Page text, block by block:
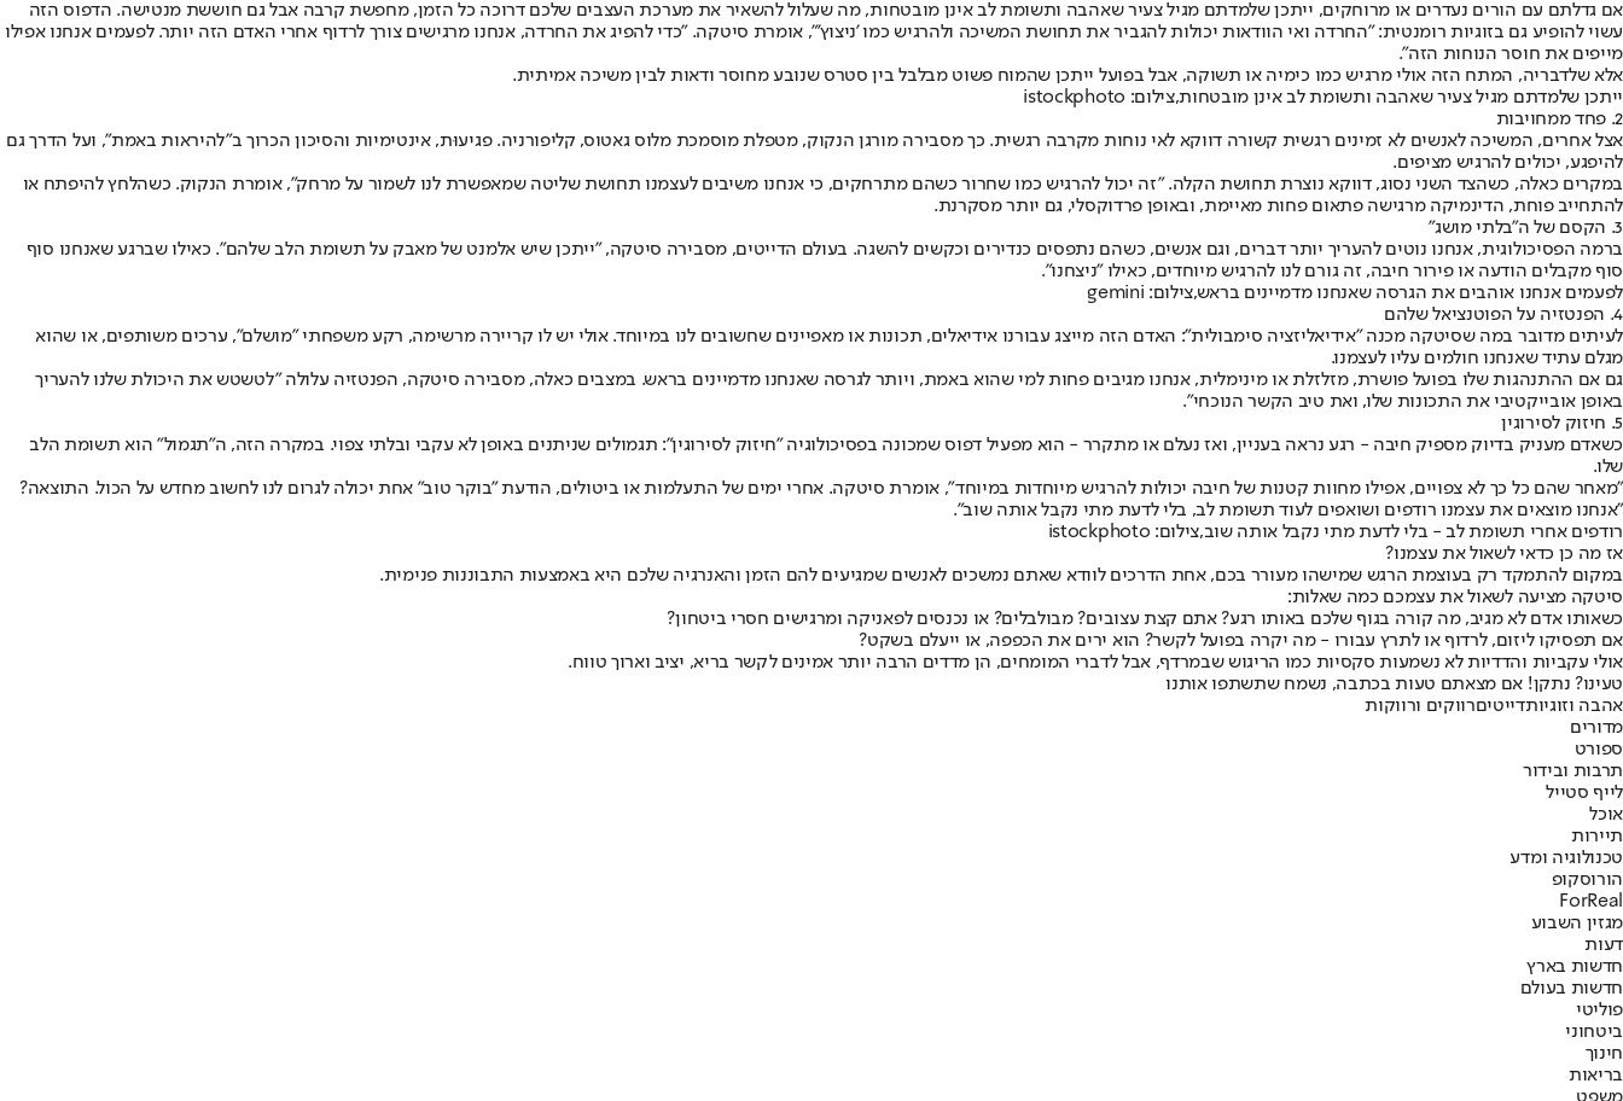
אם גדלתם עם הורים נעדרים או מרוחקים, ייתכן שלמדתם מגיל צעיר שאהבה ותשומת לב אינן מובטחות, מה שעלול להשאיר את מערכת העצבים שלכם דרוכה כל הזמן, מחפשת קרבה אבל גם חוששת מנטישה. הדפוס הזה
עשוי להופיע גם בזוגיות רומנטית: "החרדה ואי הוודאות יכולות להגביר את תחושת המשיכה ולהרגיש כמו 'ניצוץ'", אומרת סיטקה. "כדי להפיג את החרדה, אנחנו מרגישים צורך לרדוף אחרי האדם הזה יותר. לפעמים אנחנו אפילו
מייפים את חוסר הנוחות הזה".
אלא שלדבריה, המתח הזה אולי מרגיש כמו כימיה או תשוקה, אבל בפועל ייתכן שהמוח פשוט מבלבל בין סטרס שנובע מחוסר ודאות לבין משיכה אמיתית.
ייתכן שלמדתם מגיל צעיר שאהבה ותשומת לב אינן מובטחות,צילום: istockphoto
2. פחד ממחויבות
אצל אחרים, המשיכה לאנשים לא זמינים רגשית קשורה דווקא לאי נוחות מקרבה רגשית. כך מסבירה מורגן הנקוק, מטפלת מוסמכת מלוס גאטוס, קליפורניה. פגיעוּת, אינטימיות והסיכון הכרוך ב"להיראות באמת", ועל הדרך גם
להיפגע, יכולים להרגיש מציפים.
במקרים כאלה, כשהצד השני נסוג, דווקא נוצרת תחושת הקלה. "זה יכול להרגיש כמו שחרור כשהם מתרחקים, כי אנחנו משיבים לעצמנו תחושת שליטה שמאפשרת לנו לשמור על מרחק", אומרת הנקוק. כשהלחץ להיפתח או
להתחייב פוחת, הדינמיקה מרגישה פתאום פחות מאיימת, ובאופן פרדוקסלי, גם יותר מסקרנת.
3. הקסם של ה"בלתי מושג"
ברמה הפסיכולוגית, אנחנו נוטים להעריך יותר דברים, וגם אנשים, כשהם נתפסים כנדירים וכקשים להשגה. בעולם הדייטים, מסבירה סיטקה, "ייתכן שיש אלמנט של מאבק על תשומת הלב שלהם". כאילו שברגע שאנחנו סוף
סוף מקבלים הודעה או פירור חיבה, זה גורם לנו להרגיש מיוחדים, כאילו "ניצחנו".
לפעמים אנחנו אוהבים את הגרסה שאנחנו מדמיינים בראש,צילום: gemini
4. הפנטזיה על הפוטנציאל שלהם
לעיתים מדובר במה שסיטקה מכנה "אידיאליזציה סימבולית": האדם הזה מייצג עבורנו אידיאלים, תכונות או מאפיינים שחשובים לנו במיוחד. אולי יש לו קריירה מרשימה, רקע משפחתי "מושלם", ערכים משותפים, או שהוא
מגלם עתיד שאנחנו חולמים עליו לעצמנו.
גם אם ההתנהגות שלו בפועל פושרת, מזלזלת או מינימלית, אנחנו מגיבים פחות למי שהוא באמת, ויותר לגרסה שאנחנו מדמיינים בראש. במצבים כאלה, מסבירה סיטקה, הפנטזיה עלולה "לטשטש את היכולת שלנו להעריך
באופן אובייקטיבי את התכונות שלו, ואת טיב הקשר הנוכחי".
5. חיזוק לסירוגין
כשאדם מעניק בדיוק מספיק חיבה - רגע נראה בעניין, ואז נעלם או מתקרר - הוא מפעיל דפוס שמכונה בפסיכולוגיה "חיזוק לסירוגין": תגמולים שניתנים באופן לא עקבי ובלתי צפוי. במקרה הזה, ה"תגמול" הוא תשומת הלב
שלו.
"מאחר שהם כל כך לא צפויים, אפילו מחוות קטנות של חיבה יכולות להרגיש מיוחדות במיוחד", אומרת סיטקה. אחרי ימים של התעלמות או ביטולים, הודעת "בוקר טוב" אחת יכולה לגרום לנו לחשוב מחדש על הכול. התוצאה?
"אנחנו מוצאים את עצמנו רודפים ושואפים לעוד תשומת לב, בלי לדעת מתי נקבל אותה שוב".
רודפים אחרי תשומת לב - בלי לדעת מתי נקבל אותה שוב,צילום: istockphoto
אז מה כן כדאי לשאול את עצמנו?
במקום להתמקד רק בעוצמת הרגש שמישהו מעורר בכם, אחת הדרכים לוודא שאתם נמשכים לאנשים שמגיעים להם הזמן והאנרגיה שלכם היא באמצעות התבוננות פנימית.
סיטקה מציעה לשאול את עצמכם כמה שאלות:
כשאותו אדם לא מגיב, מה קורה בגוף שלכם באותו רגע? אתם קצת עצובים? מבולבלים? או נכנסים לפאניקה ומרגישים חסרי ביטחון?
אם תפסיקו ליזום, לרדוף או לתרץ עבורו - מה יקרה בפועל לקשר? הוא ירים את הכפפה, או ייעלם בשקט?
אולי עקביות והדדיות לא נשמעות סקסיות כמו הריגוש שבמרדף, אבל לדברי המומחים, הן מדדים הרבה יותר אמינים לקשר בריא, יציב וארוך טווח.
טעינו? נתקן! אם מצאתם טעות בכתבה, נשמח שתשתפו אותנו
אהבה וזוגיותדייטיםרווקים ורווקות
מדורים
ספורט
תרבות ובידור
לייף סטייל
אוכל
תיירות
טכנולוגיה ומדע
הורוסקופ
ForReal
מגזין השבוע
דעות
חדשות בארץ
חדשות בעולם
פוליטי
ביטחוני
חינוך
בריאות